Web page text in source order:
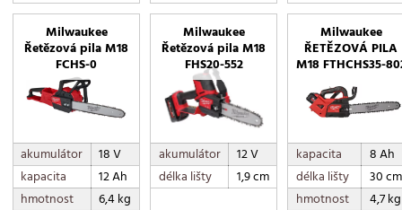
Milwaukee
Řetězová pila M18
FCHS-0
akumulátor
18 V
kapacita
12 Ah
hmotnost
6,4 kg
Milwaukee
Řetězová pila M18
FHS20-552
akumulátor
12 V
délka lišty
1,9 cm
Milwaukee
ŘETĚZOVÁ PILA
M18 FTHCHS35-
kapacita
8 Ah
délka lišty
30 cm
hmotnost
4,7 kg